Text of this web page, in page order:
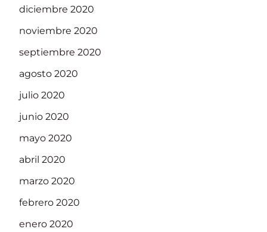
diciembre 2020
noviembre 2020
septiembre 2020
agosto 2020
julio 2020
junio 2020
mayo 2020
abril 2020
marzo 2020
febrero 2020
enero 2020